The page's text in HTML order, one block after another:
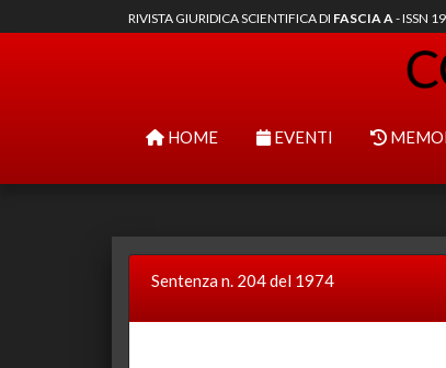
RIVISTA GIURIDICA SCIENTIFICA DI FASCIA A- ISSN
HOME EVENTI
Sentenza n. 204 del 1974